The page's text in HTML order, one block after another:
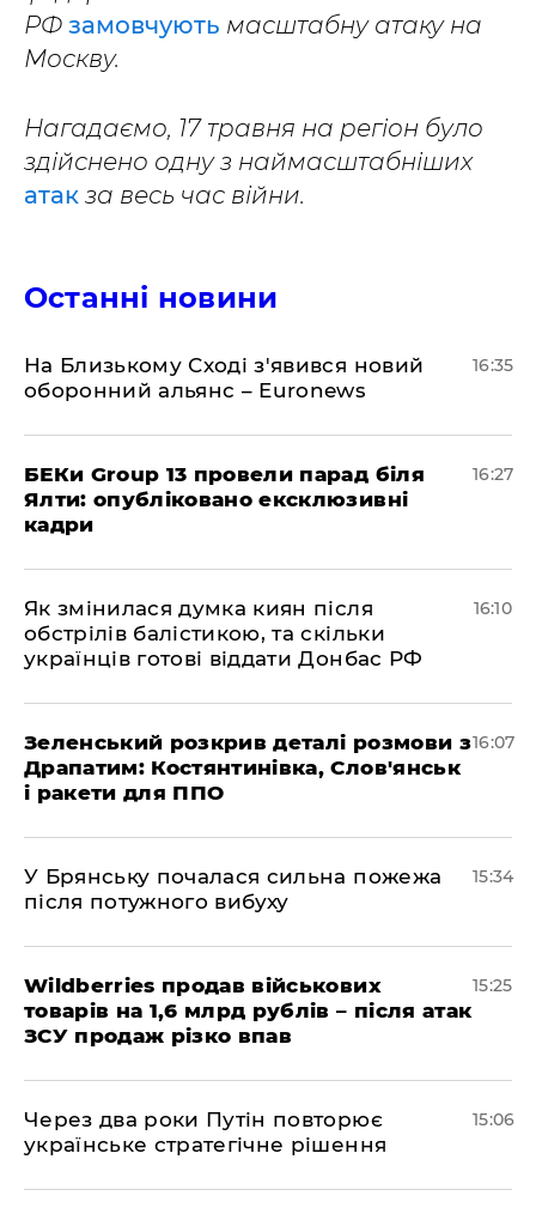
РФ замовчують масштабну атаку на
Москву.
Нагадаємо, 17 травня на регіон було
здійснено одну з наймасштабніших
атак за весь час війни.
Останні новини
На Близькому Сході з'явився новий
оборонний альянс – Euronews
16:35
БЕКи Group 13 провели парад біля
Ялти: опубліковано ексклюзивні
кадри
16:27
Як змінилася думка киян після
обстрілів балістикою, та скільки
українців готові віддати Донбас РФ
16:10
Зеленський розкрив деталі розмови з
Драпатим: Костянтинівка, Слов'янськ
і ракети для ППО
16:07
У Брянську почалася сильна пожежа
після потужного вибуху
15:34
Wildberries продав військових
товарів на 1,6 млрд рублів – після атак
ЗСУ продаж різко впав
15:25
Через два роки Путін повторює
українське стратегічне рішення
15:06